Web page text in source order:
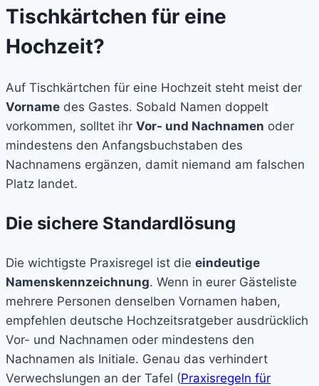
Tischkärtchen für eine
Hochzeit?
Auf Tischkärtchen für eine Hochzeit steht meist der
Vorname des Gastes. Sobald Namen doppelt
vorkommen, solltet ihr Vor- und Nachnamen oder
mindestens den Anfangsbuchstaben des
Nachnamens ergänzen, damit niemand am falschen
Platz landet.
Die sichere Standardlösung
Die wichtigste Praxisregel ist die eindeutige
Namenskennzeichnung. Wenn in eurer Gästeliste
mehrere Personen denselben Vornamen haben,
empfehlen deutsche Hochzeitsratgeber ausdrücklich
Vor- und Nachnamen oder mindestens den
Nachnamen als Initiale. Genau das verhindert
Verwechslungen an der Tafel (Praxisregeln für